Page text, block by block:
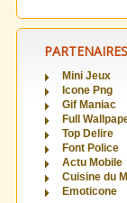
PARTENAIRES
Mini Jeux
Icone Png
Gif Maniac
Full
Top Delire
Font Police
Actu Mobile
Cuisine du
Emoticone